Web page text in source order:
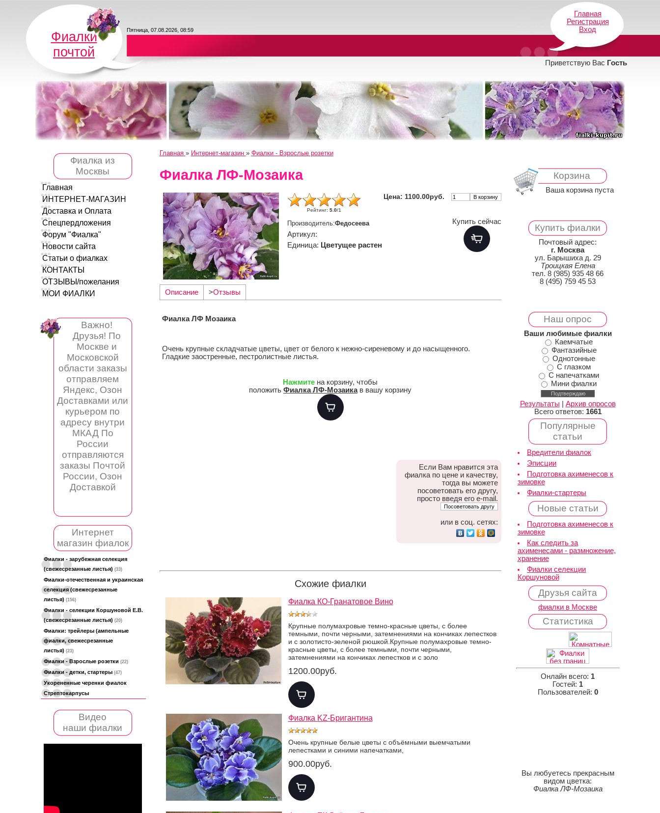
Фиалки
почтой
Пятница, 07.08.2026, 08:59
Главная
Регистрация
Вход
Приветствую Вас Гость
Фиалка из
Москвы
Главная
ИНТЕРНЕТ-МАГАЗИН
Доставка и Оплата
Спецпердложения
Форум "Фиалка"
Новости сайта
Статьи о фиалках
КОНТАКТЫ
ОТЗЫВЫ/пожелания
МОИ ФИАЛКИ
Важно!
Друзья! По
Москве и
Московской
области заказы
отправляем
Яндекс, Озон
Доставками или
курьером по
адресу внутри
МКАД По
России
отправляются
заказы Почтой
России, Озон
Доставкой
Интернет
магазин фиалок
Фиалки - зарубежная селекция
(свежесрезанные листья) (33)
Фиалки-отечественная и украинская
селекция (свежесрезанные
листья) (156)
Фиалки - селекции Коршуновой Е.В.
(свежесрезанные листья) (20)
Фиалки: трейлеры (ампельные
фиалки, свежесрезанные
листья) (23)
Фиалки - Взрослые розетки (22)
Фиалки - детки, стартеры (47)
Укорененные черенки фиалок
Стрептокарпусы
Видео
наши фиалки
Главная » Интернет-магазин » Фиалки - Взрослые розетки
Фиалка ЛФ-Мозаика
Рейтинг: 5.0/1
Цена: 1100.00руб.
Производитель:Федосеева
Артикул:
Единица: Цветущее растен
Купить сейчас
Описание >Отзывы
Фиалка ЛФ Мозаика
Очень крупные складчатые цветы, цвет от белого к нежно-сиреневому и до насыщенного.
Гладкие заостренные, пестролистные листья.
Нажмите на корзину, чтобы
положить Фиалка ЛФ-Мозаикав вашу корзину
Если Вам нравится эта
фиалка по цене и качеству,
тогда вы можете
посоветовать его другу,
просто введя его e-mail.
или в соц. сетях:
Схожие фиалки
Фиалка КО-Гранатовое Вино
Крупные полумахровые темно-красные цветы, с более
темными, почти черными, затемнениями на кончиках лепестков
и с золотисто-зеленой рюшкой.Крупные полумахровые темно-
красные цветы, с более темными, почти черными,
затемнениями на кончиках лепестков и с золо
1200.00руб.
Фиалка KZ-Бригантина
Очень крупные белые цветы с объёмными выемчатыми
лепестками и синими напечатками,
900.00руб.
Корзина
Ваша корзина пуста
Купить фиалки
Почтовый адрес:
г. Москва
ул. Барышиха д. 29
Троицкая Елена
тел. 8 (985) 935 48 66
8 (495) 759 45 53
Наш опрос
Ваши любимые фиалки
Каемчатые
Фантазийные
Однотонные
С глазком
С напечатками
Мини фиалки
Результаты
Архив опросов
Всего ответов: 1661
Популярные
статьи
Вредители фиалок
Эписции
Подготовка ахименесов к
зимовке
Фиалки-стартеры
Новые статьи
Подготовка ахименесов к
зимовке
Как следить за
ахименесами - размножение,
хранение
Фиалки селекции
Коршуновой
Друзья сайта
фиалки в Москве
Статистика
Онлайн всего: 1
Гостей: 1
Пользователей: 0
Вы любуетесь прекрасным
видом цветка:
Фиалка ЛФ-Мозаика